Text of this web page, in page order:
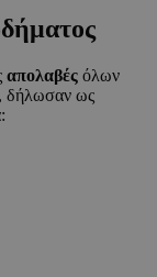
απολαβές όλων
δήλωσαν ως